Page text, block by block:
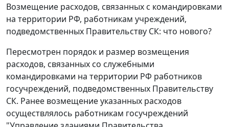
Возмещение расходов, связанных с командировками
на территории РФ, работникам учреждений,
подведомственных Правительству СК: что нового?
Пересмотрен порядок и размер возмещения
расходов, связанных со служебными
командировками на территории РФ работников
госучреждений, подведомственных Правительству
СК. Ранее возмещение указанных расходов
осуществлялось работникам госучреждений